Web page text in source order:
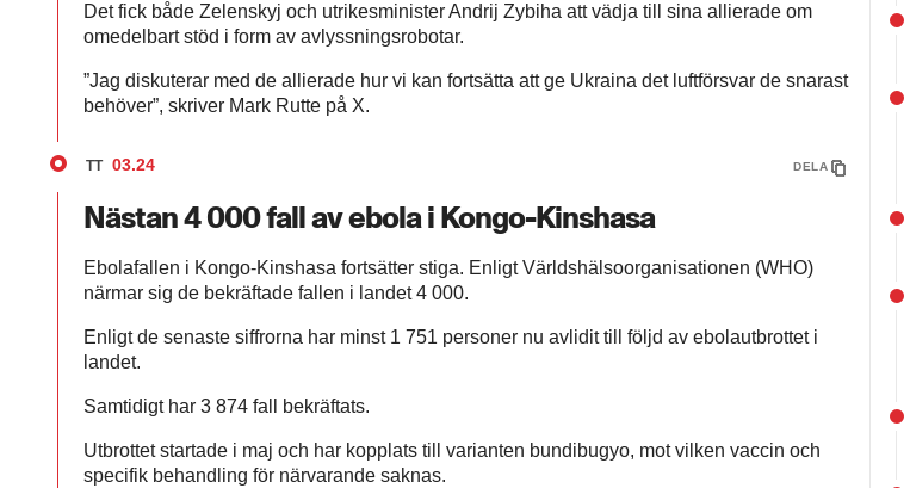
Det fick både Zelenskyj och utrikesminister Andrij Zybiha att vädja till sina allierade om
omedelbart stöd i form av avlyssningsrobotar.
”Jag diskuterar med de allierade hur vi kan fortsätta att ge Ukraina det luftförsvar de snarast
behöver”, skriver Mark Rutte på X.
TT 03.24 DELA
Nästan 4 000 fall av ebola i Kongo-Kinshasa
Ebolafallen i Kongo-Kinshasa fortsätter stiga. Enligt Världshälsoorganisationen (WHO)
närmar sig de bekräftade fallen i landet 4 000.
Enligt de senaste siffrorna har minst 1 751 personer nu avlidit till följd av ebolautbrottet i
landet.
Samtidigt har 3 874 fall bekräftats.
Utbrottet startade i maj och har kopplats till varianten bundibugyo, mot vilken vaccin och
specifik behandling för närvarande saknas.